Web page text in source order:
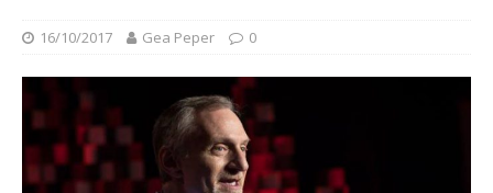
16/10/2017 Gea Peper 0